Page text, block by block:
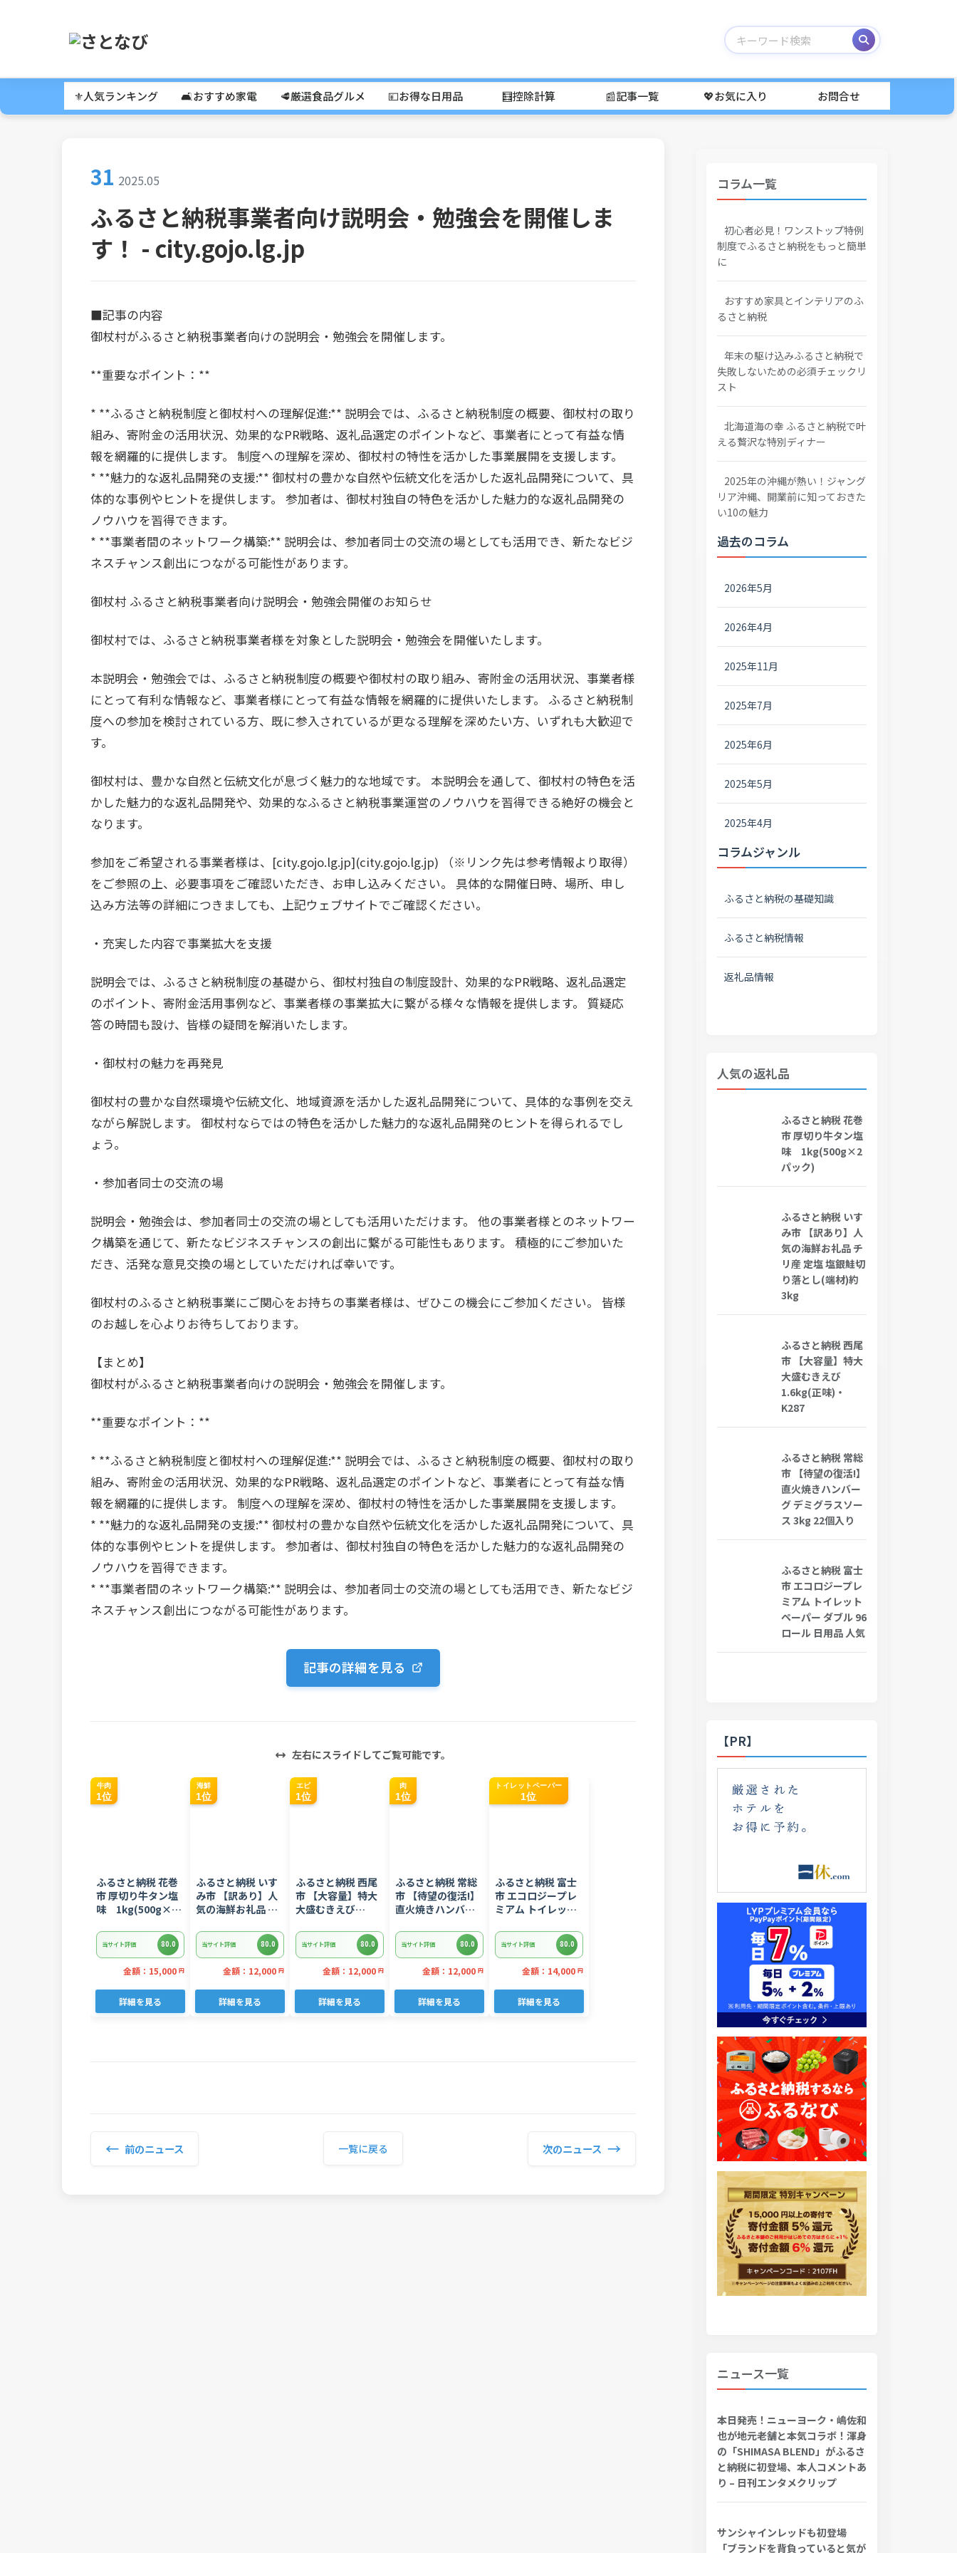
⚜️人気ランキング 🛋️おすすめ家電 🥩厳選食品グルメ 💴お得な日用品 🧮控除計算 📰記事一覧 💖お気に入り お問合せ
31 2025.05
ふるさと納税事業者向け説明会・勉強会を開催しま
す！ - city.gojo.lg.jp
■記事の内容
御杖村がふるさと納税事業者向けの説明会・勉強会を開催します。
**重要なポイント：**
* **ふるさと納税制度と御杖村への理解促進:** 説明会では、ふるさと納税制度の概要、御杖村の取り
組み、寄附金の活用状況、効果的なPR戦略、返礼品選定のポイントなど、事業者にとって有益な情
報を網羅的に提供します。 制度への理解を深め、御杖村の特性を活かした事業展開を支援します。
* **魅力的な返礼品開発の支援:** 御杖村の豊かな自然や伝統文化を活かした返礼品開発について、具
体的な事例やヒントを提供します。 参加者は、御杖村独自の特色を活かした魅力的な返礼品開発の
ノウハウを習得できます。
* **事業者間のネットワーク構築:** 説明会は、参加者同士の交流の場としても活用でき、新たなビジ
ネスチャンス創出につながる可能性があります。
御杖村 ふるさと納税事業者向け説明会・勉強会開催のお知らせ
御杖村では、ふるさと納税事業者様を対象とした説明会・勉強会を開催いたします。
本説明会・勉強会では、ふるさと納税制度の概要や御杖村の取り組み、寄附金の活用状況、事業者様
にとって有利な情報など、事業者様にとって有益な情報を網羅的に提供いたします。 ふるさと納税制
度への参加を検討されている方、既に参入されているが更なる理解を深めたい方、いずれも大歓迎で
す。
御杖村は、豊かな自然と伝統文化が息づく魅力的な地域です。 本説明会を通して、御杖村の特色を活
かした魅力的な返礼品開発や、効果的なふるさと納税事業運営のノウハウを習得できる絶好の機会と
なります。
参加をご希望される事業者様は、[city.gojo.lg.jp](city.gojo.lg.jp) （※リンク先は参考情報より取得）
をご参照の上、必要事項をご確認いただき、お申し込みください。 具体的な開催日時、場所、申し
込み方法等の詳細につきましても、上記ウェブサイトでご確認ください。
・充実した内容で事業拡大を支援
説明会では、ふるさと納税制度の基礎から、御杖村独自の制度設計、効果的なPR戦略、返礼品選定
のポイント、寄附金活用事例など、事業者様の事業拡大に繋がる様々な情報を提供します。 質疑応
答の時間も設け、皆様の疑問を解消いたします。
・御杖村の魅力を再発見
御杖村の豊かな自然環境や伝統文化、地域資源を活かした返礼品開発について、具体的な事例を交え
ながら解説します。 御杖村ならではの特色を活かした魅力的な返礼品開発のヒントを得られるでし
ょう。
・参加者同士の交流の場
説明会・勉強会は、参加者同士の交流の場としても活用いただけます。 他の事業者様とのネットワー
ク構築を通じて、新たなビジネスチャンスの創出に繋がる可能性もあります。 積極的にご参加いた
だき、活発な意見交換の場としていただければ幸いです。
御杖村のふるさと納税事業にご関心をお持ちの事業者様は、ぜひこの機会にご参加ください。 皆様
のお越しを心よりお待ちしております。
【まとめ】
御杖村がふるさと納税事業者向けの説明会・勉強会を開催します。
**重要なポイント：**
* **ふるさと納税制度と御杖村への理解促進:** 説明会では、ふるさと納税制度の概要、御杖村の取り
組み、寄附金の活用状況、効果的なPR戦略、返礼品選定のポイントなど、事業者にとって有益な情
報を網羅的に提供します。 制度への理解を深め、御杖村の特性を活かした事業展開を支援します。
* **魅力的な返礼品開発の支援:** 御杖村の豊かな自然や伝統文化を活かした返礼品開発について、具
体的な事例やヒントを提供します。 参加者は、御杖村独自の特色を活かした魅力的な返礼品開発の
ノウハウを習得できます。
* **事業者間のネットワーク構築:** 説明会は、参加者同士の交流の場としても活用でき、新たなビジ
ネスチャンス創出につながる可能性があります。
記事の詳細を見る
左右にスライドしてご覧可能です。
牛肉
1位
ふるさと納税 花巻
市 厚切り牛タン塩
味 1kg(500g×2
当サイト評価 80.0
金額：15,000 円
詳細を見る
海鮮
1位
ふるさと納税 いす
み市 【訳あり】人
気の海鮮お礼品 チ
り落とし(端材)約
3kg
当サイト評価 80.0
金額：12,000 円
詳細を見る
エビ
1位
ふるさと納税 西尾
市 【大容量】特大
大盛むきえび
当サイト評価 80.0
金額：12,000 円
詳細を見る
肉
1位
ふるさと納税 常総
市 【待望の復活!】
直火焼きハンバー
ス 3kg 22個入り
当サイト評価 80.0
金額：12,000 円
詳細を見る
トイレットペーパー
1位
ふるさと納税 富士
市 エコロジープレ
ミアム トイレット
ロール 日用品 人気
当サイト評価 80.0
金額：14,000 円
詳細を見る
← 前のニュース 一覧に戻る 次のニュース →
コラム一覧
初心者必見！ワンストップ特例
制度でふるさと納税をもっと簡単
に
おすすめ家具とインテリアのふ
るさと納税
年末の駆け込みふるさと納税で
失敗しないための必須チェックリ
スト
北海道海の幸 ふるさと納税で叶
える贅沢な特別ディナー
2025年の沖縄が熱い！ジャング
リア沖縄、開業前に知っておきた
い10の魅力
過去のコラム
2026年5月
2026年4月
2025年11月
2025年7月
2025年6月
2025年5月
2025年4月
コラムジャンル
ふるさと納税の基礎知識
ふるさと納税情報
返礼品情報
人気の返礼品
ふるさと納税 花巻
市 厚切り牛タン塩
味 1kg(500g×2
パック)
ふるさと納税 いす
み市 【訳あり】人
気の海鮮お礼品 チ
リ産 定塩 塩銀鮭切
り落とし(端材)約
3kg
ふるさと納税 西尾
市 【大容量】特大
大盛むきえび
1.6kg(正味)・
K287
ふるさと納税 常総
市 【待望の復活!】
直火焼きハンバー
グ デミグラスソー
ス 3kg 22個入り
ふるさと納税 富士
市 エコロジープレ
ミアム トイレット
ペーパー ダブル 96
ロール 日用品 人気
【PR】
ニュース一覧
本日発売！ニューヨーク・嶋佐和
也が地元老舗と本気コラボ！渾身
の「SHIMASA BLEND」がふるさ
と納税に初登場、本人コメントあ
り – 日刊エンタメクリップ
サンシャインレッドも初登場
「ブランドを背負っていると気が